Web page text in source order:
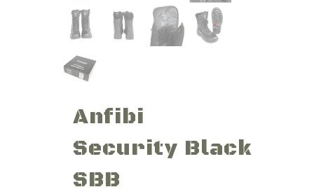
Anfibi
Security Black
SBB